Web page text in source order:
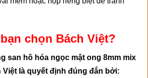
chọn Bách Việt?
san hô hóa ngọc mật ong 8mm mix
Việt là quyết định đúng đắn bởi: